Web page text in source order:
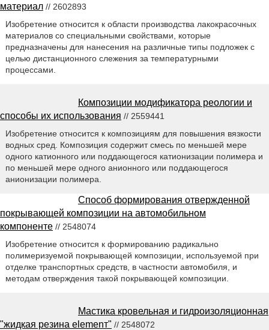
материал // 2602893
Изобретение относится к области производства лакокрасочных
материалов со специальными свойствами, которые
предназначены для нанесения на различные типы подложек с
целью дистанционного слежения за температурными
процессами.
Композиции модификатора реологии и
способы их использования // 2559441
Изобретение относится к композициям для повышения вязкости
водных сред. Композиция содержит смесь по меньшей мере
одного катионного или поддающегося катионизации полимера и
по меньшей мере одного анионного или поддающегося
анионизации полимера.
Способ формирования отвержденной
покрывающей композиции на автомобильном
компоненте // 2548074
Изобретение относится к формированию радикально
полимеризуемой покрывающей композиции, используемой при
отделке транспортных средств, в частности автомобиля, и
методам отверждения такой покрывающей композиции.
Мастика кровельная и гидроизоляционная
"жидкая резина elemenт" // 2548072